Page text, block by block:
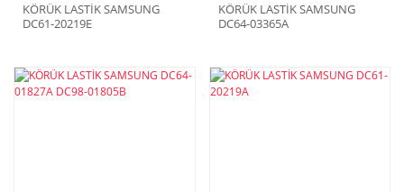
KÖRÜK LASTİK SAMSUNG
DC61-20219E
KÖRÜK LASTİK SAMSUNG
DC64-03365A